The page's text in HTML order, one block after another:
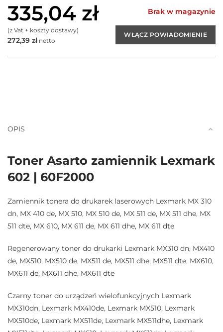
335,04 zł
(z Vat + koszty dostawy)
272,39 złnetto
Brak w magazynie
OPIS
Toner Asarto zamiennik Lexmark
602 | 60F2000
Zamiennik tonera do drukarek laserowych Lexmark MX 310
dn, MX 410 de, MX 510, MX 510 de, MX 511 de, MX 511 dhe, MX
511 dte, MX 610, MX 611 de, MX 611 dhe, MX 611 dte
Regenerowany toner do drukarki Lexmark MX310 dn, MX410
de, MX510, MX510 de, MX511 de, MX511 dhe, MX511 dte, MX610,
MX611 de, MX611 dhe, MX611 dte
Czarny toner do urządzeń wielofunkcyjnych Lexmark
MX310dn, Lexmark MX410de, Lexmark MX510, Lexmark
MX510de, Lexmark MX511de, Lexmark MX511dhe, Lexmark